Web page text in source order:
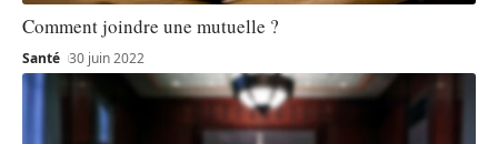
Comment joindre une mutuelle ?
Santé 30 juin 2022